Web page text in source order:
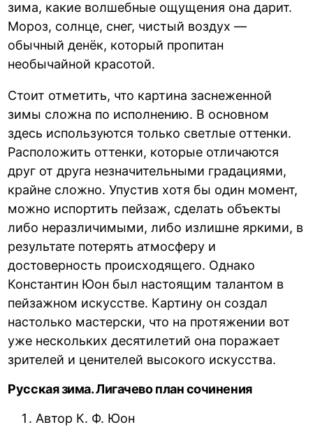
зима, какие волшебные ощущения она дарит.
Мороз, солнце, снег, чистый воздух —
обычный денёк, который пропитан
необычайной красотой.
Стоит отметить, что картина заснеженной
зимы сложна по исполнению. В основном
здесь используются только светлые оттенки.
Расположить оттенки, которые отличаются
друг от друга незначительными градациями,
крайне сложно. Упустив хотя бы один момент,
можно испортить пейзаж, сделать объекты
либо неразличимыми, либо излишне яркими, в
результате потерять атмосферу и
достоверность происходящего. Однако
Константин Юон был настоящим талантом в
пейзажном искусстве. Картину он создал
настолько мастерски, что на протяжении вот
уже нескольких десятилетий она поражает
зрителей и ценителей высокого искусства.
Русская зима. Лигачево план сочинения
Автор К. Ф. Юон